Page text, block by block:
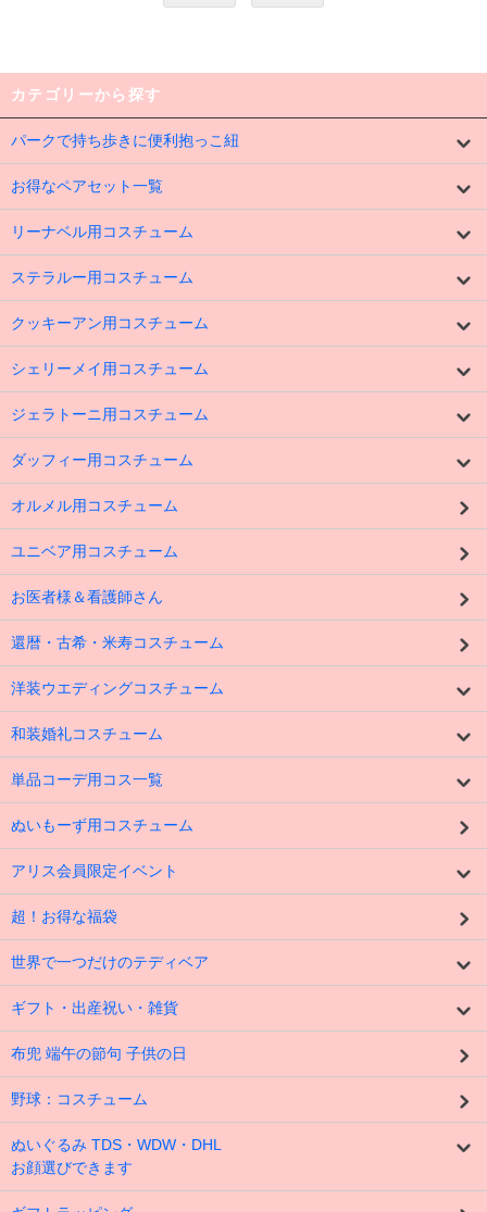
カテゴリーから探す
パークで持ち歩きに便利抱っこ紐
お得なペアセット一覧
リーナベル用コスチューム
ステラルー用コスチューム
クッキーアン用コスチューム
シェリーメイ用コスチューム
ジェラトーニ用コスチューム
ダッフィー用コスチューム
オルメル用コスチューム
ユニベア用コスチューム
お医者様＆看護師さん
還暦・古希・米寿コスチューム
洋装ウエディングコスチューム
和装婚礼コスチューム
単品コーデ用コス一覧
ぬいもーず用コスチューム
アリス会員限定イベント
超！お得な福袋
世界で一つだけのテディベア
ギフト・出産祝い・雑貨
布兜 端午の節句 子供の日
野球：コスチューム
ぬいぐるみ TDS・WDW・DHL
お顔選びできます